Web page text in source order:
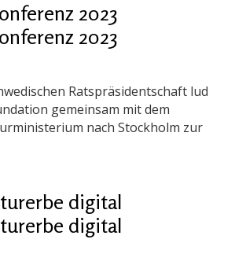
2023
2023
Ratspräsidentschaft lud
gemeinsam mit dem
nach Stockholm zur
digital
digital